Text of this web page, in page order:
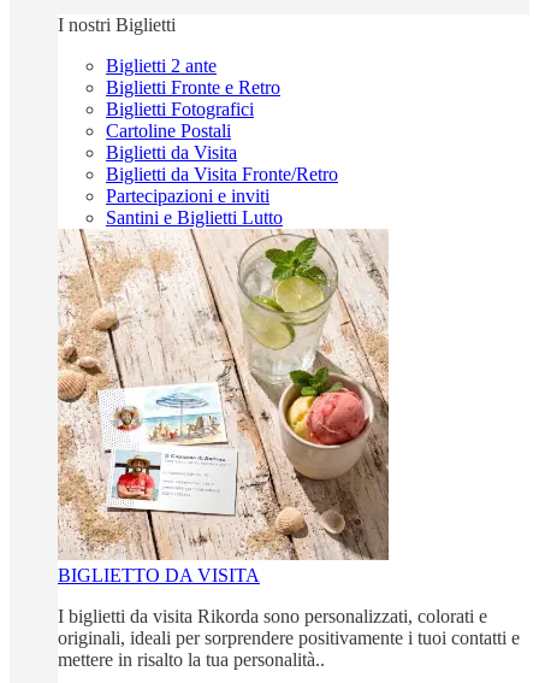
I nostri Biglietti
Biglietti 2 ante
Biglietti Fronte e Retro
Biglietti Fotografici
Cartoline Postali
Biglietti da Visita
Biglietti da Visita Fronte/Retro
Partecipazioni e inviti
Santini e Biglietti Lutto
BIGLIETTO DA VISITA
I biglietti da visita Rikorda sono personalizzati, colorati e
originali, ideali per sorprendere positivamente i tuoi contatti e
mettere in risalto la tua personalità..